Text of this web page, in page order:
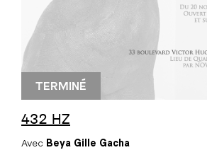
TERMINÉ
432 HZ
Avec Beya Gille Gacha